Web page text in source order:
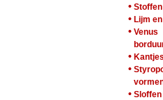
• Stoffen
• Lijm
• Venus
•
•
•